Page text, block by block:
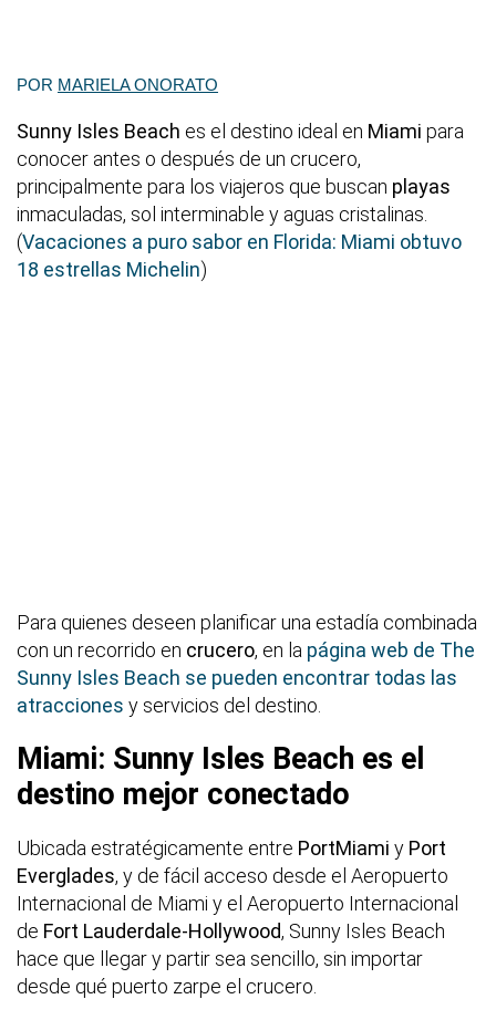
POR MARIELA ONORATO
Sunny Isles Beach es el destino ideal en Miami para
conocer antes o después de un crucero,
principalmente para los viajeros que buscan playas
inmaculadas, sol interminable y aguas cristalinas.
(Vacaciones a puro sabor en Florida: Miami obtuvo
18 estrellas Michelin)
Para quienes deseen planificar una estadía combinada
con un recorrido en crucero, en la página web de The
Sunny Isles Beach se pueden encontrar todas las
atracciones y servicios del destino.
Miami: Sunny Isles Beach es el
destino mejor conectado
Ubicada estratégicamente entre PortMiami y Port
Everglades, y de fácil acceso desde el Aeropuerto
Internacional de Miami y el Aeropuerto Internacional
de Fort Lauderdale-Hollywood, Sunny Isles Beach
hace que llegar y partir sea sencillo, sin importar
desde qué puerto zarpe el crucero.